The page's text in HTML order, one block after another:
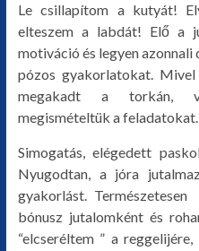
Le csillapítom a kutyát!
elteszem a labdát! Elő a
motiváció és legyen
pózos gyakorlatokat.
megakadt a torkán,
megismételtük a feladatokat.
Simogatás, elégedett
Nyugodtan, a jóra
gyakorlást.
bónusz jutalomként és
“elcseréltem ” a